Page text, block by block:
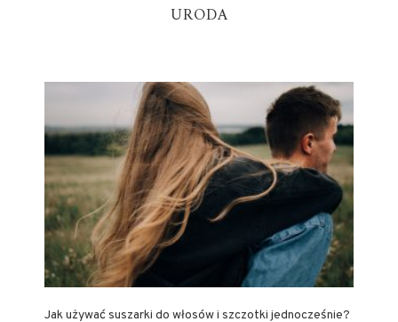
URODA
Jak używać suszarki do włosów i szczotki jednocześnie?